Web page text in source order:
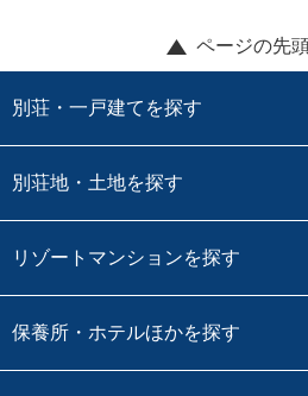
ページの先
別荘・一戸建てを探す
別荘地・土地を探す
リゾートマンションを探す
保養所・ホテルほかを探す